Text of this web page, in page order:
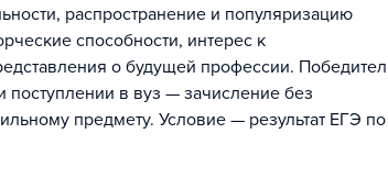
распространение и популяризацию
способности, интерес к
о будущей профессии.
в вуз — зачисление без
предмету. Условие — результат ЕГЭ по